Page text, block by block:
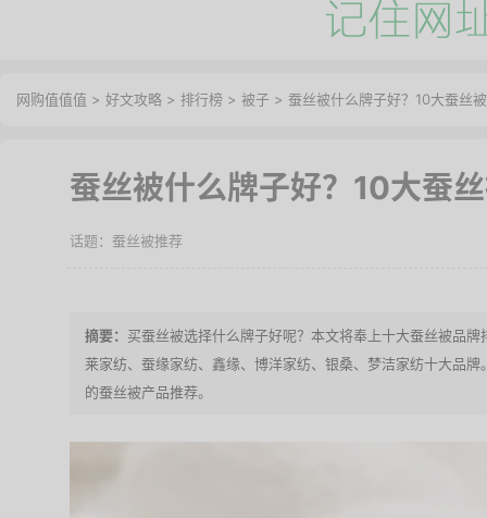
网购值值值 > 好文攻略 > 排行榜 > 被子 > 蚕丝被什么牌子好？10大蚕丝
蚕丝被什么牌子好？10大蚕
蚕丝被推荐
买蚕丝被选择什么牌子好呢？本文将奉上十大蚕丝被品
莱家纺、蚕缘家纺、鑫缘、博洋家纺、银桑、梦洁家纺十大品
的蚕丝被产品推荐。